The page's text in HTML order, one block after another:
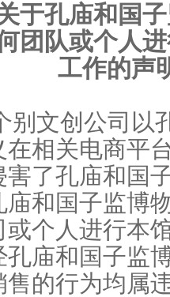
于孔庙和国
团队或个人
工作的声
别文创公司以
在相关电商平
了孔庙和国
庙和国子监博
个人进行本
庙和国子监
售的行为均属